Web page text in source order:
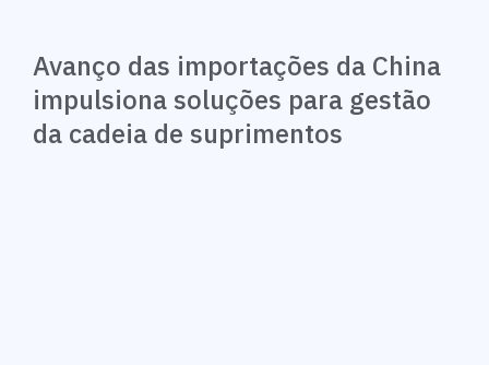
Avanço das importações da China
impulsiona soluções para gestão
da cadeia de suprimentos